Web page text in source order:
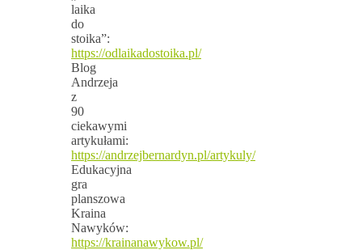
laika
do
stoika”:
https://odlaikadostoika.pl/
Blog
Andrzeja
z
90
ciekawymi
artykułami:
https://andrzejbernardyn.pl/artykuly/
Edukacyjna
gra
planszowa
Kraina
Nawyków:
https://krainanawykow.pl/